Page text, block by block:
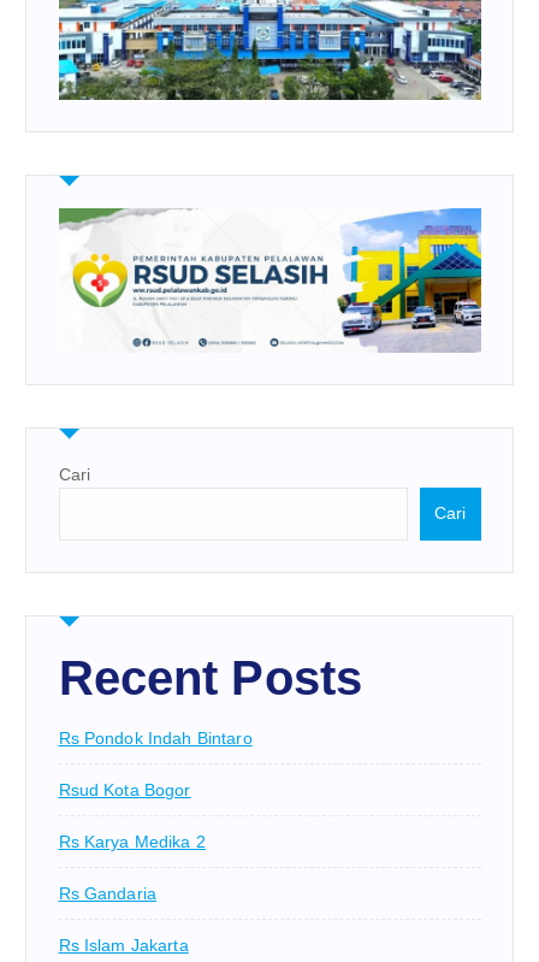
Cari
Cari
Recent Posts
Rs Pondok Indah Bintaro
Rsud Kota Bogor
Rs Karya Medika 2
Rs Gandaria
Rs Islam Jakarta